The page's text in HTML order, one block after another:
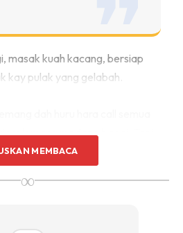
masak kuah kacang, bersiap
kay pulak yang gelabah.
lemang rendang bagai. Tapi
Sangat lain.
ke pepagi ni?”
MEMBACA
∞